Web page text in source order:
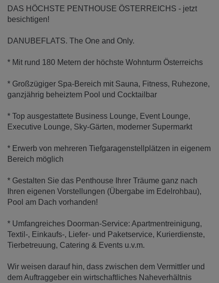
DAS HÖCHSTE PENTHOUSE ÖSTERREICHS - jetzt
besichtigen!
DANUBEFLATS. The One and Only.
* Mit rund 180 Metern der höchste Wohnturm Österreichs
* Großzügiger Spa-Bereich mit Sauna, Fitness, Ruhezone,
ganzjährig beheiztem Pool und Cocktailbar
* Top ausgestattete Business Lounge, Event Lounge,
Executive Lounge, Sky-Gärten, moderner Supermarkt
* Erwerb von mehreren Tiefgaragenstellplätzen in eigenem
Bereich möglich
* Gestalten Sie das Penthouse Ihrer Träume ganz nach
Ihren eigenen Vorstellungen (Übergabe im Edelrohbau),
Pool am Dach vorhanden!
* Umfangreiches Doorman-Service: Apartmentreinigung,
Textil-, Einkaufs-, Liefer- und Paketservice, Kurierdienste,
Tierbetreuung, Catering & Events u.v.m.
Wir weisen darauf hin, dass zwischen dem Vermittler und
dem Auftraggeber ein wirtschaftliches Naheverhältnis